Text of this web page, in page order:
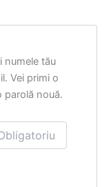
numele tău
Vei primi o
parolă nouă.